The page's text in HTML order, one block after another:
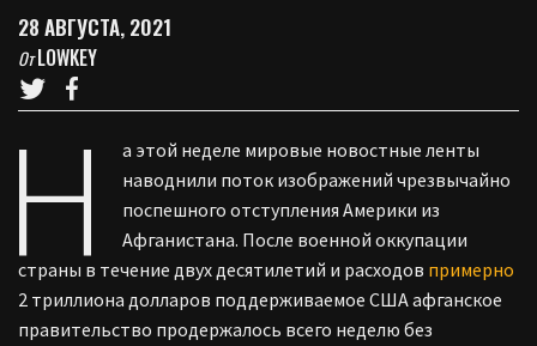
28 АВГУСТА, 2021
ОтLOWKEY
Н
а этой неделе мировые новостные ленты
наводнили поток изображений чрезвычайно
поспешного отступления Америки из
Афганистана. После военной оккупации
страны в течение двух десятилетий и расходов примерно
2 триллиона долларов поддерживаемое США афганское
правительство продержалось всего неделю без